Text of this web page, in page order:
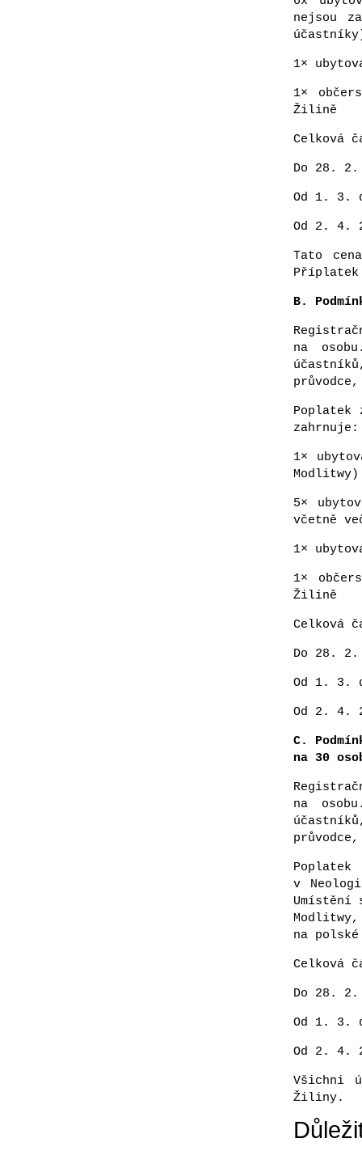
nejsou
1×
1×
Žilině
Celková
Do 28. 2.
Od 1. 3.
Od 2. 4.
Tato
Příplatek
B.
na
Poplatek
zahrnuje:
1×
Modlitwy)
5×
včetně
1×
1×
Žilině
Celková
Do 28.
Od 1. 3.
Od 2. 4.
C.
na 30
na
v
Umístění
na
Celková
Do 28.
Od 1. 3.
Od 2. 4.
Všichni
Žiliny.